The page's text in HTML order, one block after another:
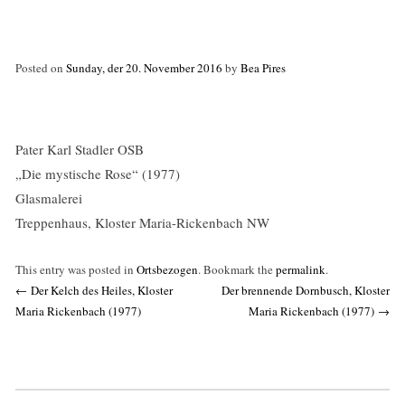
Posted on Sunday, der 20. November 2016 by Bea Pires
Pater Karl Stadler OSB
„Die mystische Rose“ (1977)
Glasmalerei
Treppenhaus, Kloster Maria-Rickenbach NW
This entry was posted in Ortsbezogen. Bookmark the permalink.
Post
navigation
← Der Kelch des Heiles, Kloster
Maria Rickenbach (1977)
Der brennende Dornbusch, Kloster
Maria Rickenbach (1977) →